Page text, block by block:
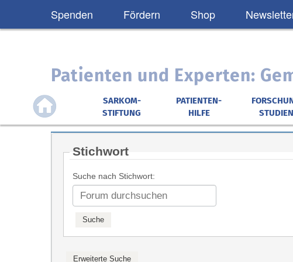
Spenden Fördern Shop
Patienten und Experten:
SARKOM-
STIFTUNG
PATIENTEN-
HILFE
STUDIEN
Stichwort
Suche nach Stichwort: